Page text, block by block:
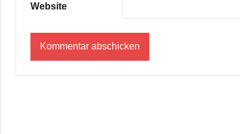
Website